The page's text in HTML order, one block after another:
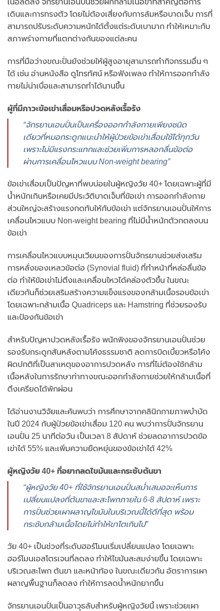
เนื้อลดลง จักรยานเอนปั่นช่วยฝึกกล้ามเนื้อขาที่สำคัญต่อการ
เดินและการทรงตัว โดยไม่ต้องเสี่ยงกับการล้มหรือบาดเจ็บ การที่
สามารถปรับระดับความหนักได้ตั้งแต่ระดับเบามาก ทำให้เหมาะกับ
สภาพร่างกายที่แตกต่างกันของแต่ละคน
การที่มือว่างขณะปั่นยังช่วยให้ผู้สูงอายุสามารถทำกิจกรรมอื่น ๆ
ได้ เช่น อ่านหนังสือ ดูโทรทัศน์ หรือฟังเพลง ทำให้การออกกำลัง
กายไม่น่าเบื่อและสามารถทำได้นานขึ้น
ผู้ที่มีภาวะข้อเข่าเสื่อมหรือปวดหลังเรื้อรัง
“จักรยานเอนปั่นเป็นเครื่องออกกำลังกายเพียงชนิด
เดียวที่หมอกระดูกแนะนำให้ผู้ป่วยข้อเข่าเสื่อมใช้ได้ทุกวัน
เพราะไม่มีแรงกระแทกและช่วยเพิ่มการหลอกลื่นข้อต่อ
ผ่านการเคลื่อนไหวแบบ Non-weight bearing”
ข้อเข่าเสื่อมเป็นปัญหาที่พบบ่อยในผู้หญิงวัย 40+ โดยเฉพาะผู้ที่มี
น้ำหนักเกินหรือเคยมีประวัติบาดเจ็บที่ข้อเข่า การออกกำลังกาย
ส่วนใหญ่จะสร้างแรงกดทับให้กับข้อเข่า แต่จักรยานเอนปั่นให้การ
เคลื่อนไหวแบบ Non-weight bearing ที่ไม่มีน้ำหนักตัวกดลงบน
ข้อเข่า
การเคลื่อนไหวแบบหมุนเวียนของการปั่นจักรยานช่วยส่งเสริม
การหลั่งของเหลวข้อต่อ (Synovial fluid) ที่ทำหน้าที่หล่อลื่นข้อ
ต่อ ทำให้ข้อเข่าไม่ตึงและเคลื่อนไหวได้คล่องตัวขึ้น ในขณะ
เดียวกันก็ช่วยเสริมสร้างความแข็งแรงของกล้ามเนื้อรอบข้อเข่า
โดยเฉพาะกล้ามเนื้อ Quadriceps และ Hamstring ที่ช่วยรองรับ
และป้องกันข้อเข่า
สำหรับปัญหาปวดหลังเรื้อรัง พนักพิงของจักรยานเอนปั่นช่วย
รองรับกระดูกสันหลังตามโค้งธรรมชาติ ลดการบิดเบี้ยวหรือโค้ง
ผิดปกติที่เป็นสาเหตุของอาการปวดหลัง การที่ไม่ต้องใช้กล้าม
เนื้อหลังในการรักษาท่าทางขณะออกกำลังกายช่วยให้กล้ามเนื้อที่
ตึงเครียดได้พักผ่อน
ได้อ่านงานวิจัยและค้นพบว่า การศึกษาจากคลินิกกายภาพบำบัด
ในปี 2024 กับผู้ป่วยข้อเข่าเสื่อม 120 คน พบว่าการปั่นจักรยาน
เอนปั่น 25 นาทีต่อวัน เป็นเวลา 8 สัปดาห์ ช่วยลดอาการปวดข้อ
เข่าได้ 55% และเพิ่มความยืดหยุ่นของข้อเข่าได้ 42%
ผู้หญิงวัย 40+ ที่อยากลดไขมันและกระชับต้นขา
“ผู้หญิงวัย 40+ ที่ใช้จักรยานเอนปั่นสม่ำเสมอจะเห็นการ
เปลี่ยนแปลงที่ต้นขาและสะโพกภายใน 6-8 สัปดาห์ เพราะ
การปั่นช่วยเผาผลาญไขมันในบริเวณนี้ได้ดีที่สุด พร้อม
กระชับกล้ามเนื้อโดยไม่ทำให้ขาโตเกินไป”
วัย 40+ เป็นช่วงที่ระดับฮอร์โมนเริ่มเปลี่ยนแปลง โดยเฉพาะ
ฮอร์โมนเอสโตรเจนที่ลดลง ทำให้ไขมันสะสมง่ายขึ้น โดยเฉพาะ
บริเวณสะโพก ต้นขา และหน้าท้อง ในขณะเดียวกัน อัตราการเผา
ผลาญพื้นฐานก็ลดลง ทำให้การลดน้ำหนักยากขึ้น
จักรยานเอนปั่นเป็นอาวุธลับสำหรับผู้หญิงวัยนี้ เพราะช่วยเผา